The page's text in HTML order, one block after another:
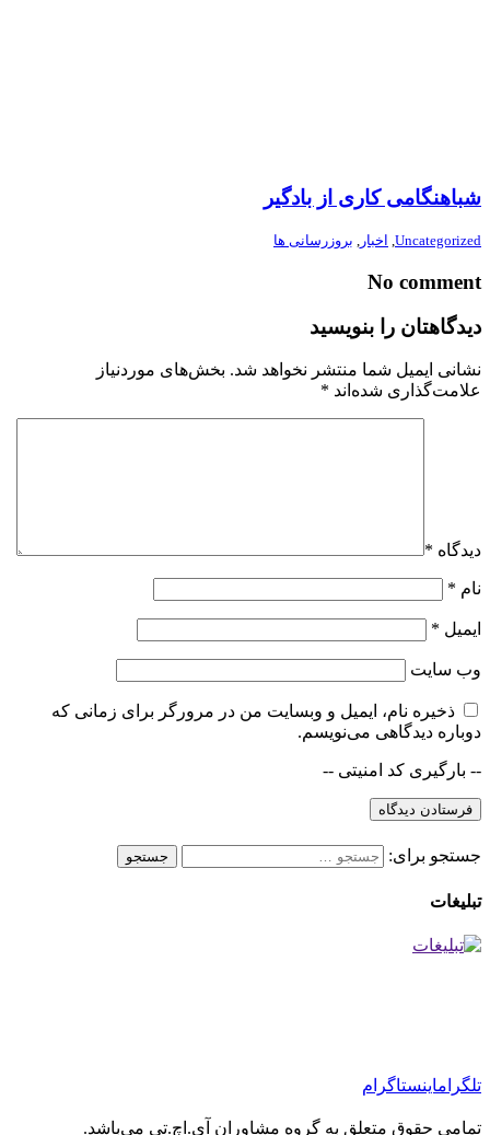
شباهنگامی کاری از بادگیر
Uncategorized
, اخبار , بروزرسانی ها
No comment
دیدگاهتان را بنویسید
نشانی ایمیل شما منتشر نخواهد شد. بخش‌های موردنیاز
علامت‌گذاری شده‌اند *
دیدگاه *
نام *
ایمیل *
وب‌ سایت
ذخیره نام، ایمیل و وبسایت من در مرورگر برای زمانی که
دوباره دیدگاهی می‌نویسم.
-- بارگیری کد امنیتی --
جستجو برای:
تبلیغات
تلگراماینستاگرام
تمامی حقوق متعلق به گروه مشاوران آی.اچ.تی می‌باشد.